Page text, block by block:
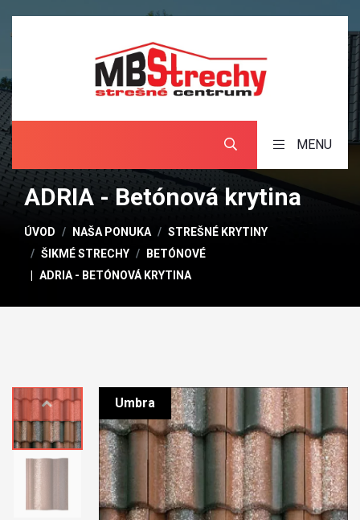
MENU
ADRIA - Betónová krytina
ÚVOD NAŠA PONUKA
STREŠNÉ KRYTINY
ŠIKMÉ STRECHY
BETÓNOVÉ
ADRIA - BETÓNOVÁ KRYTINA
Umbra